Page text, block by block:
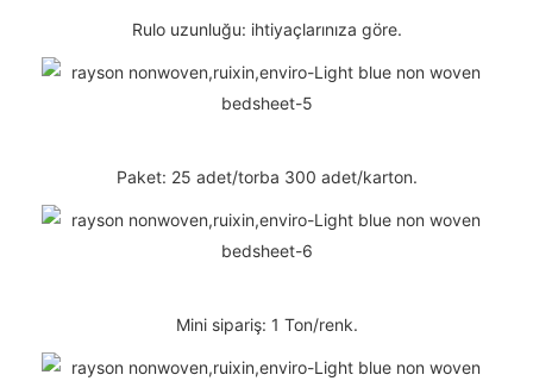
Rulo uzunluğu: ihtiyaçlarınıza göre.
Paket: 25 adet/torba 300 adet/karton.
Mini sipariş: 1 Ton/renk.